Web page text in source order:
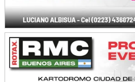
Victoria (Entre Ríos)
PATAGONICO - F6
Moto Club Reginense (Tierra)
Gral. E. Godoy (Río Negro)